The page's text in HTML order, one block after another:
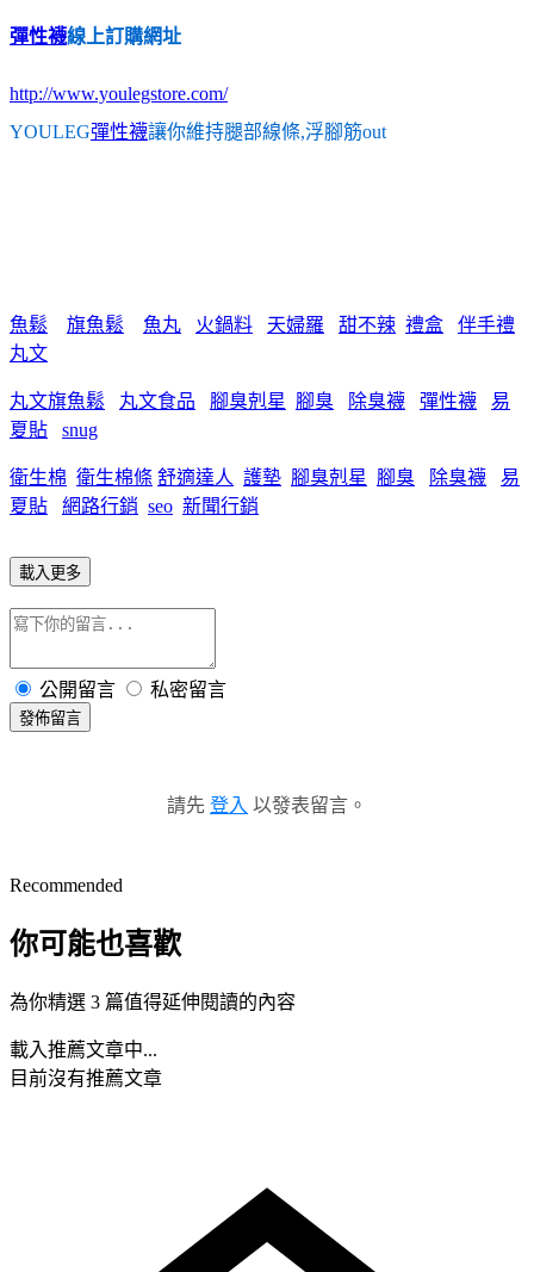
彈性襪線上訂購網址
http://www.youlegstore.com/
YOULEG彈性襪讓你維持腿部線條,浮腳筋out
魚鬆 旗魚鬆 魚丸 火鍋料 天婦羅 甜不辣 禮盒
伴手禮
丸文
丸文旗魚鬆 丸文食品 腳臭剋星 腳臭 除臭襪 彈性襪
易
夏貼
snug
衛生棉 衛生棉條 舒適達人 護墊 腳臭剋星 腳臭 除臭襪
易
夏貼
網路行銷 seo 新聞行銷
載入更多
公開留言 私密留言
發佈留言
請先 登入 以發表留言。
Recommended
你可能也喜歡
為你精選 3 篇值得延伸閱讀的內容
載入推薦文章中...
目前沒有推薦文章